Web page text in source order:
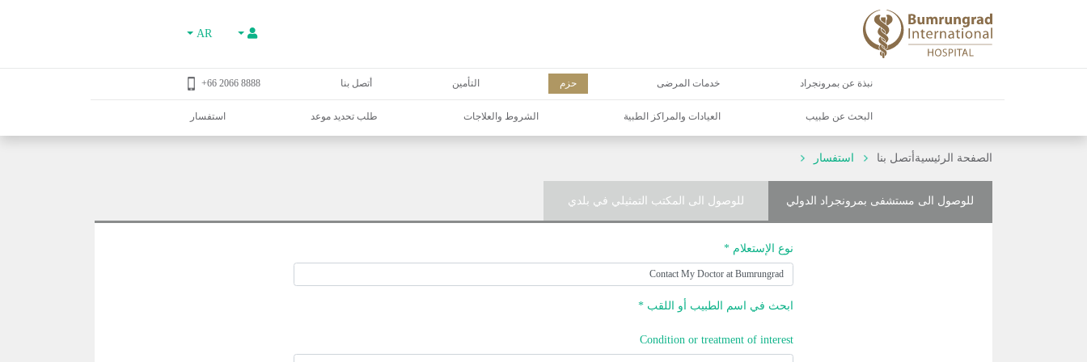
AR
نبذة عن بمرونجراد خدمات المرضى حزم التأمين أتصل بنا 8888 2066 66+
البحث عن طبيب العيادات والمراكز الطبية الشروط والعلاجات طلب تحديد موعد استفسار
الصفحة الرئيسية أتصل بنا استفسار
للوصول الى مستشفى بمرونجراد الدولي للوصول الى المكتب التمثيلي في بلدي
نوع الإستعلام *
ابحث في اسم الطبيب أو اللقب *
Condition or treatment of interest